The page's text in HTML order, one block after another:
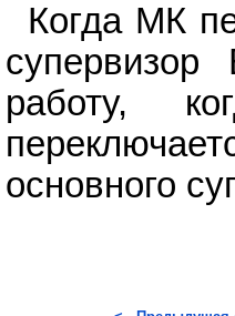
Когда МК
работу,
основного